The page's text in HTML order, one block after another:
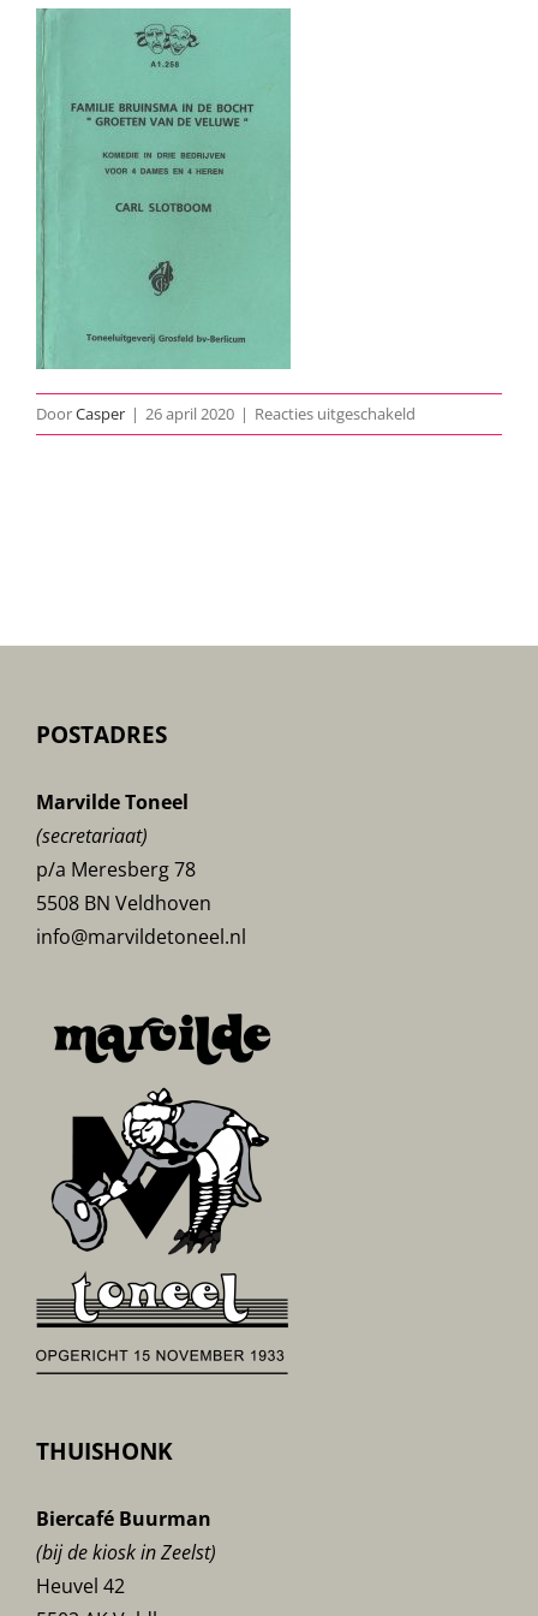
DoorCasper | 26 april 2020 | Reacties uitgeschakeld
2006-
POSTADRES
Marvilde Toneel
(secretariaat)
p/a Meresberg 78
5508 BN Veldhoven
info@marvildetoneel.nl
THUISHONK
Biercafé Buurman
(bij de kiosk in Zeelst)
Heuvel 42